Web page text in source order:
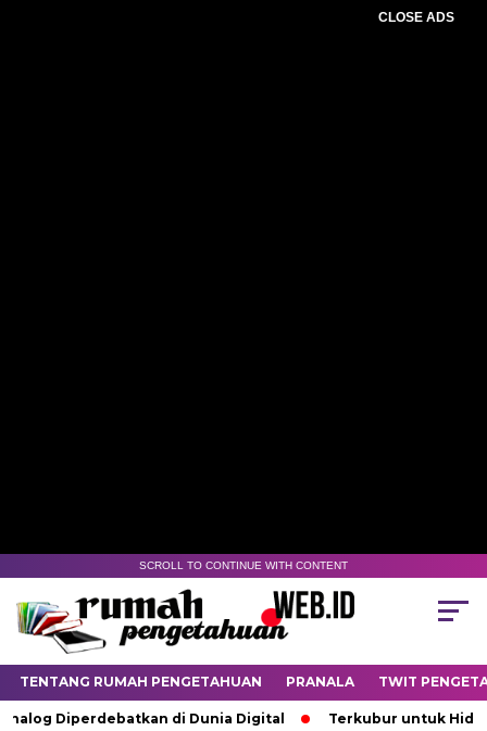
CLOSE ADS
SCROLL TO CONTINUE WITH CONTENT
TENTANG RUMAH PENGETAHUAN PRANALA TWIT
Diperdebatkan di Dunia Digital Terkubur untuk Hidup